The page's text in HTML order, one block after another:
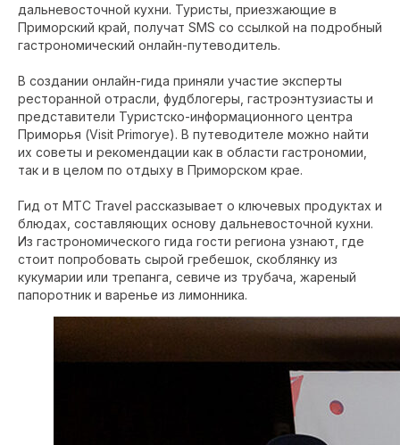
дальневосточной кухни. Туристы, приезжающие в
Приморский край, получат SMS со ссылкой на подробный
гастрономический онлайн-путеводитель.
В создании онлайн-гида приняли участие эксперты
ресторанной отрасли, фудблогеры, гастроэнтузиасты и
представители Туристско-информационного центра
Приморья (Visit Primorye). В путеводителе можно найти
их советы и рекомендации как в области гастрономии,
так и в целом по отдыху в Приморском крае.
Гид от МТС Travel рассказывает о ключевых продуктах и
блюдах, составляющих основу дальневосточной кухни.
Из гастрономического гида гости региона узнают, где
стоит попробовать сырой гребешок, скоблянку из
кукумарии или трепанга, севиче из трубача, жареный
папоротник и варенье из лимонника.